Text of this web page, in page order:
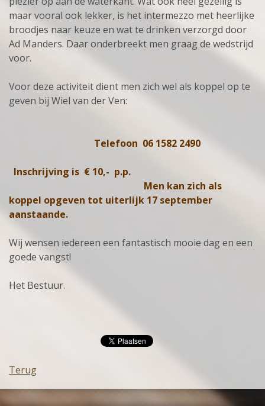
maar vooral ook lekker, is het intermezzo met heerlijke
broodjes naar keuze en wat te drinken verzorgd door
Ad Manders. Daar onderbreekt men graag de wedstrijd
voor.
Voor deze activiteit dient men zich wel als koppel op te
geven bij Wiel van der Ven:
Telefoon 06 1582 2490
Inschrijving is € 10,- p.p.
Men kan zich als
koppel opgeven tot uiterlijk 17 september
aanstaande.
Wij wensen iedereen een fantastisch mooie dag en een
goede vangst!
Het Bestuur.
Terug